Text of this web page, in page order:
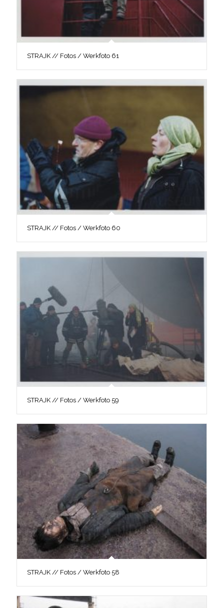
STRAJK // Fotos / Werkfoto 61
STRAJK // Fotos / Werkfoto 60
STRAJK // Fotos / Werkfoto 59
STRAJK // Fotos / Werkfoto 58